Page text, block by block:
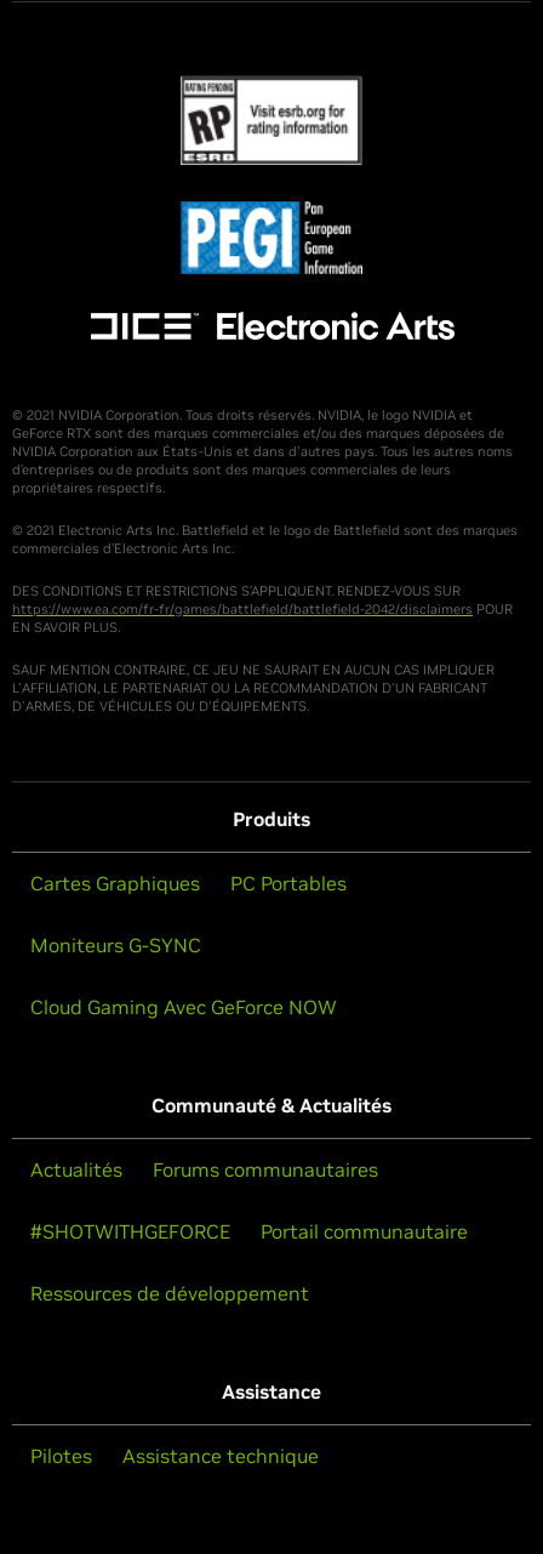
© 2021 NVIDIA Corporation. Tous droits réservés. NVIDIA, le logo NVIDIA et
GeForce RTX sont des marques commerciales et/ou des marques déposées de
NVIDIA Corporation aux États-Unis et dans d'autres pays. Tous les autres noms
d’entreprises ou de produits sont des marques commerciales de leurs
propriétaires respectifs.
© 2021 Electronic Arts Inc. Battlefield et le logo de Battlefield sont des marques
commerciales d’Electronic Arts Inc.
DES CONDITIONS ET RESTRICTIONS S’APPLIQUENT. RENDEZ-VOUS SUR
https://www.ea.com/fr-fr/games/battlefield/battlefield-2042/disclaimers POUR
EN SAVOIR PLUS.
SAUF MENTION CONTRAIRE, CE JEU NE SAURAIT EN AUCUN CAS IMPLIQUER
L'AFFILIATION, LE PARTENARIAT OU LA RECOMMANDATION D'UN FABRICANT
D'ARMES, DE VÉHICULES OU D'ÉQUIPEMENTS.
Produits
Cartes Graphiques PC Portables
Moniteurs G-SYNC
Cloud Gaming Avec GeForce NOW
Communauté & Actualités
Actualités Forums communautaires
#SHOTWITHGEFORCE Portail communautaire
Ressources de développement
Assistance
Pilotes Assistance technique